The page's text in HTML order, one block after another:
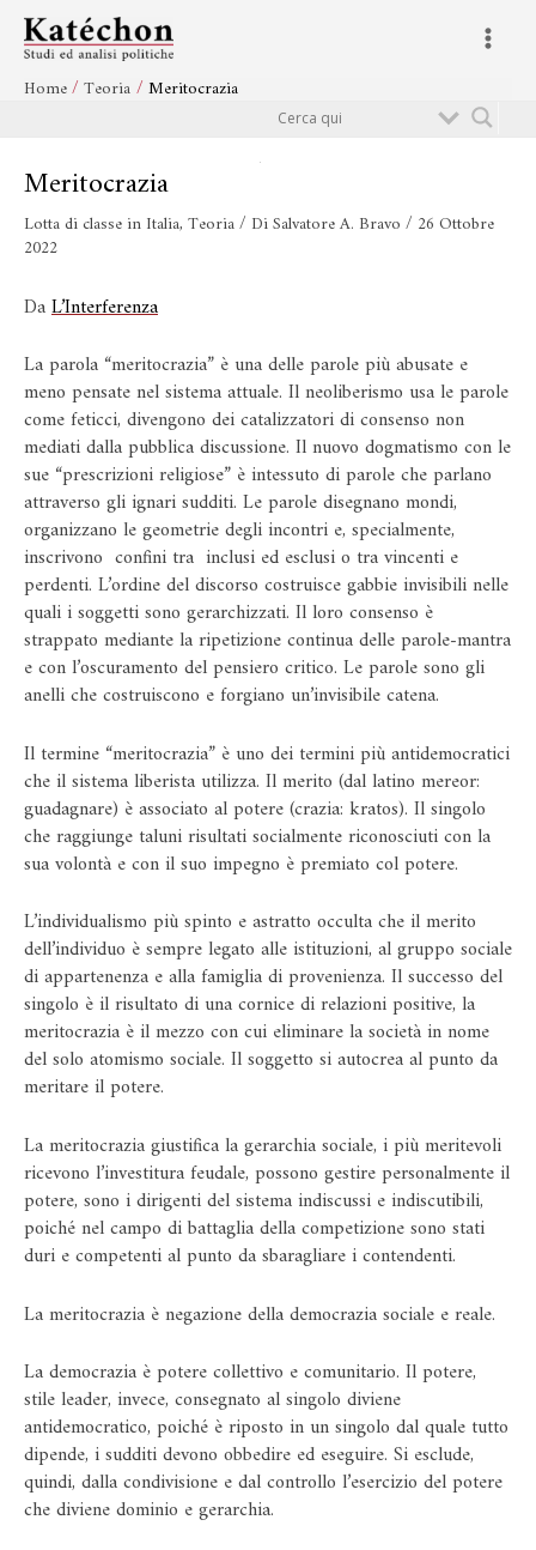
contenuto
Main
Home Teoria Meritocrazia
Meritocrazia
Lotta di classe in Italia, Teoria/ DiSalvatore A. Bravo / 26 Ottobre
2022
DaL’Interferenza
La parola “meritocrazia” è una delle parole più abusate e
meno pensate nel sistema attuale. Il neoliberismo usa le parole
come feticci, divengono dei catalizzatori di consenso non
mediati dalla pubblica discussione. Il nuovo dogmatismo con le
sue “prescrizioni religiose” è intessuto di parole che parlano
attraverso gli ignari sudditi. Le parole disegnano mondi,
organizzano le geometrie degli incontri e, specialmente,
inscrivono confini tra inclusi ed esclusi o tra vincenti e
perdenti. L’ordine del discorso costruisce gabbie invisibili nelle
quali i soggetti sono gerarchizzati. Il loro consenso è
strappato mediante la ripetizione continua delle parole-mantra
e con l’oscuramento del pensiero critico. Le parole sono gli
anelli che costruiscono e forgiano un’invisibile catena.
Il termine “meritocrazia” è uno dei termini più antidemocratici
che il sistema liberista utilizza. Il merito (dal latino mereor:
guadagnare) è associato al potere (crazia: kratos). Il singolo
che raggiunge taluni risultati socialmente riconosciuti con la
sua volontà e con il suo impegno è premiato col potere.
L’individualismo più spinto e astratto occulta che il merito
dell’individuo è sempre legato alle istituzioni, al gruppo sociale
di appartenenza e alla famiglia di provenienza. Il successo del
singolo è il risultato di una cornice di relazioni positive, la
meritocrazia è il mezzo con cui eliminare la società in nome
del solo atomismo sociale. Il soggetto si autocrea al punto da
meritare il potere.
La meritocrazia giustifica la gerarchia sociale, i più meritevoli
ricevono l’investitura feudale, possono gestire personalmente il
potere, sono i dirigenti del sistema indiscussi e indiscutibili,
poiché nel campo di battaglia della competizione sono stati
duri e competenti al punto da sbaragliare i contendenti.
La meritocrazia è negazione della democrazia sociale e reale.
La democrazia è potere collettivo e comunitario. Il potere,
stile leader, invece, consegnato al singolo diviene
antidemocratico, poiché è riposto in un singolo dal quale tutto
dipende, i sudditi devono obbedire ed eseguire. Si esclude,
quindi, dalla condivisione e dal controllo l’esercizio del potere
che diviene dominio e gerarchia.
Navigazione
articoli